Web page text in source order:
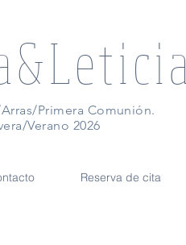
Primera Comunión.
Verano 2026
Reserva de cita